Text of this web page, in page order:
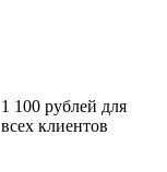
1 100 рублей для
всех клиентов